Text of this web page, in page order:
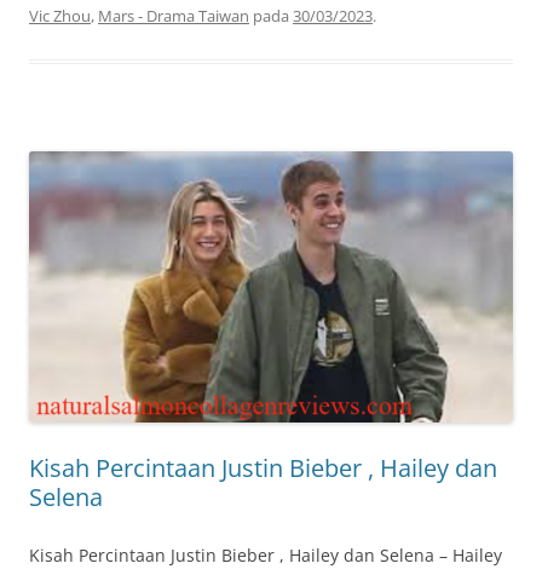
Vic Zhou, Mars - Drama Taiwan pada 30/03/2023.
Kisah Percintaan Justin Bieber , Hailey dan
Selena
Kisah Percintaan Justin Bieber , Hailey dan Selena – Hailey